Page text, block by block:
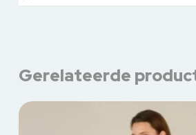
Gerelateerde